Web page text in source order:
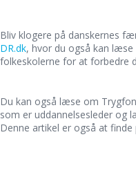
Bliv klogere på danskernes
DR.dk, hvor du også kan
folkeskolerne for at forbedre
Du kan også læse om
som er uddannelsesleder og
Denne artikel er også at finde